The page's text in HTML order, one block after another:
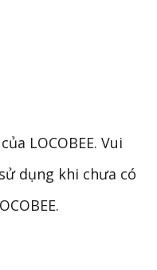
LOCOBEE. Vui
dụng khi chưa có